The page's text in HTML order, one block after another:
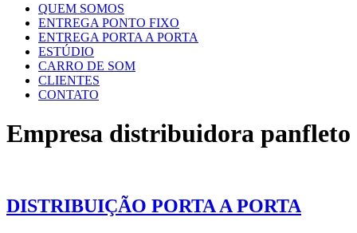
QUEM SOMOS
ENTREGA PONTO FIXO
ENTREGA PORTA A PORTA
ESTÚDIO
CARRO DE SOM
CLIENTES
CONTATO
Empresa distribuidora panfleto
DISTRIBUIÇÃO PORTA A PORTA